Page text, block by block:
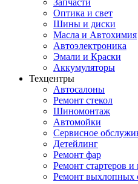
Запчасти
Оптика и свет
Шины и диски
Масла и Автохимия
Автоэлектроника
Эмали и Краски
Аккумуляторы
Техцентры
Автосалоны
Ремонт стекол
Шиномонтаж
Автомойки
Сервисное
Детейлинг
Ремонт фар
Ремонт стартеров и
Ремонт выхлопных